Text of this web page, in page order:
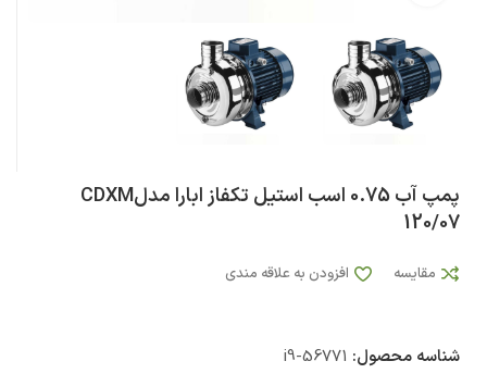
پمپ آب 0.75 اسب استیل تکفاز ابارا مدلCDXM
120/07
مقایسه افزودن به علاقه مندی
شناسه محصول: i9-56771